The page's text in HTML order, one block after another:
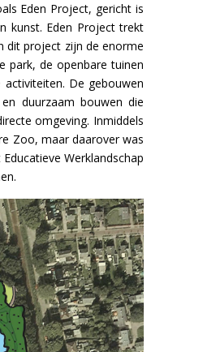
Eden Project, gericht is
kunst. Eden Project trekt
dit project zijn de enorme
park, de openbare tuinen
De gebouwen
duurzaam bouwen die
omgeving. Inmiddels
Zoo, maar daarover was
Werklandschap